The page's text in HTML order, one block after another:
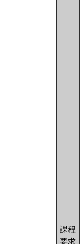
課程
要求